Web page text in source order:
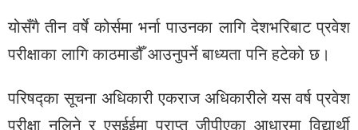
योसँगै तीन वर्षे कोर्समा भर्ना पाउनका लागि देशभरिबाट प्रवेश
परीक्षाका लागि काठमाडौँ आउनुपर्ने बाध्यता पनि हटेको छ।
परिषद्का सूचना अधिकारी एकराज अधिकारीले यस वर्ष प्रवेश
परीक्षा नलिने र एसईईमा प्राप्त जीपीएका आधारमा विद्यार्थी